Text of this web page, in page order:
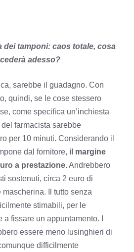
dei tamponi: caos totale, cosa
adesso?
sarebbe il guadagno. Con
quindi, se le cose stessero
come specifica un’inchiesta
farmacista sarebbe
per 10 minuti. Considerando il
dal fornitore, il margine
a prestazione. Andrebbero
sostenuti, circa 2 euro di
Il tutto senza
stimabili, per le
fissare un appuntamento. I
essere meno lusinghieri di
difficilmente